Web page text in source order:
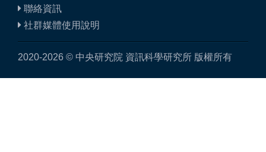
聯絡資訊
社群媒體使用說明
2020-2026 © 中央研究院 資訊科學研究所 版權所有